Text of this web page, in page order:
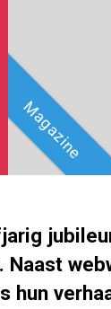
Magazine
Naast
hun